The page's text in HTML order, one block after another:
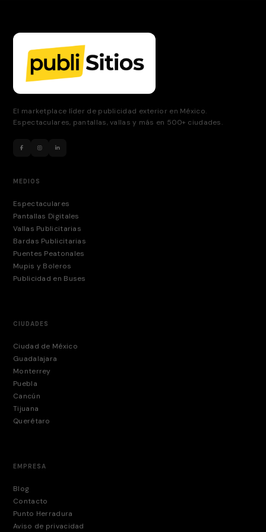
El marketplace líder de publicidad exterior en México.
Espectaculares, pantallas, vallas y más en 500+ ciudades.
MEDIOS
Espectaculares
Pantallas Digitales
Vallas Publicitarias
Bardas Publicitarias
Puentes Peatonales
Mupis y Boleros
Publicidad en Buses
CIUDADES
Ciudad de México
Guadalajara
Monterrey
Puebla
Cancún
Tijuana
Querétaro
EMPRESA
Blog
Contacto
Punto Herradura
Aviso de privacidad